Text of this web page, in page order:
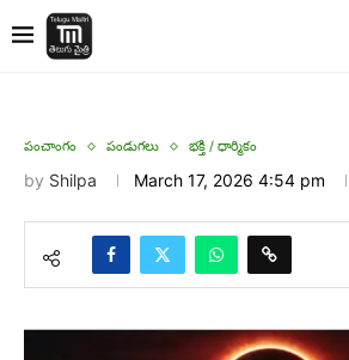
పంచాంగం పండుగలు భక్తి / ధార్మికం
by Shilpa March 17, 2026 4:54 pm